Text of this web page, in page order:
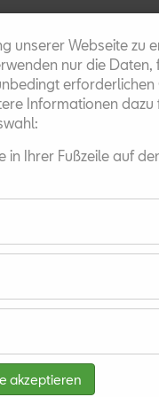
unserer Webseite zu
nur die Daten,
erforderlichen
Informationen dazu
in Ihrer Fußzeile auf
akzeptieren